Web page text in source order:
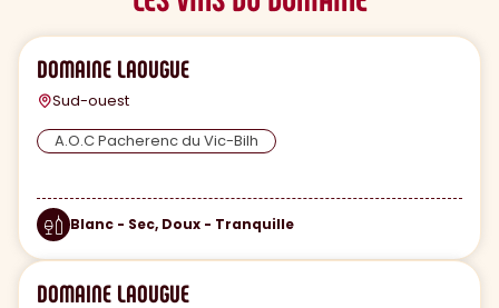
DOMAINE LAOUGUE
Sud-ouest
A.O.C Pacherenc du Vic-Bilh
Blanc - Sec, Doux - Tranquille
DOMAINE LAOUGUE